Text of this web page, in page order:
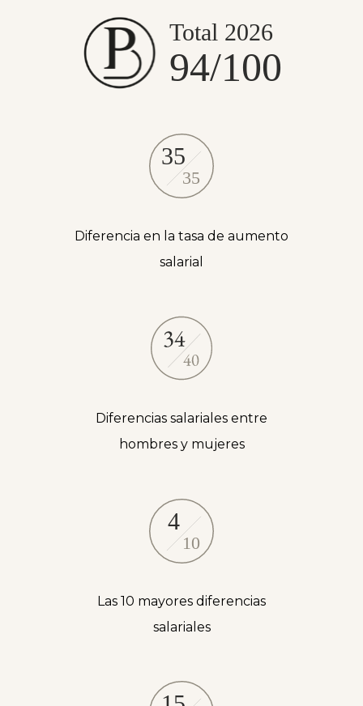
Diferencia en la tasa de aumento
salarial
Diferencias salariales entre
hombres y mujeres
Las 10 mayores diferencias
salariales